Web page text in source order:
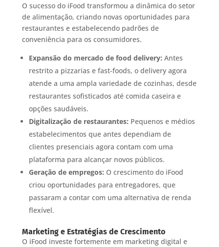
O sucesso do iFood transformou a dinâmica do setor
de alimentação, criando novas oportunidades para
restaurantes e estabelecendo padrões de
conveniência para os consumidores.
Expansão do mercado de food delivery: Antes
restrito a pizzarias e fast-foods, o delivery agora
atende a uma ampla variedade de cozinhas, desde
restaurantes sofisticados até comida caseira e
opções saudáveis.
Digitalização de restaurantes: Pequenos e médios
estabelecimentos que antes dependiam de
clientes presenciais agora contam com uma
plataforma para alcançar novos públicos.
Geração de empregos: O crescimento do iFood
criou oportunidades para entregadores, que
passaram a contar com uma alternativa de renda
flexível.
Marketing e Estratégias de Crescimento
O iFood investe fortemente em marketing digital e